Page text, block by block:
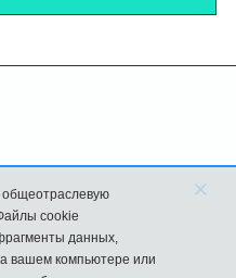
общеотраслевую
cookie
данных,
вашем компьютере или
×